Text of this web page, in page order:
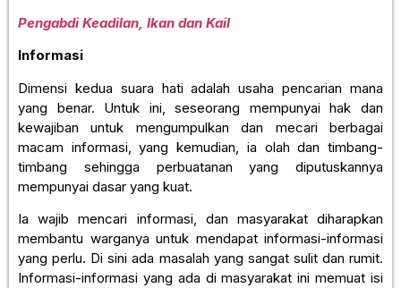
Pengabdi Keadilan, Ikan dan Kail
Informasi
Dimensi kedua suara hati adalah usaha pencarian mana
yang benar. Untuk ini, seseorang mempunyai hak dan
kewajiban untuk mengumpulkan dan mecari berbagai
macam informasi, yang kemudian, ia olah dan timbang-
timbang sehingga perbuatanan yang diputuskannya
mempunyai dasar yang kuat.
Ia wajib mencari informasi, dan masyarakat diharapkan
membantu warganya untuk mendapat informasi-informasi
yang perlu. Di sini ada masalah yang sangat sulit dan rumit.
Informasi-informasi yang ada di masyarakat ini memuat isi